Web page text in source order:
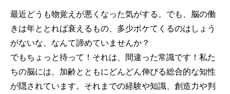
最近どうも物覚えが悪くなった気がする。でも、脳の働
きは年ととれば衰えるもの、多少ボケてくるのはしょう
がないな、なんて諦めていませんか？
でもちょっと待って！それは、間違った常識です！私た
ちの脳には、加齢とともにどんどん伸びる総合的な知性
が隠されています。それまでの経験や知識、創造力や判